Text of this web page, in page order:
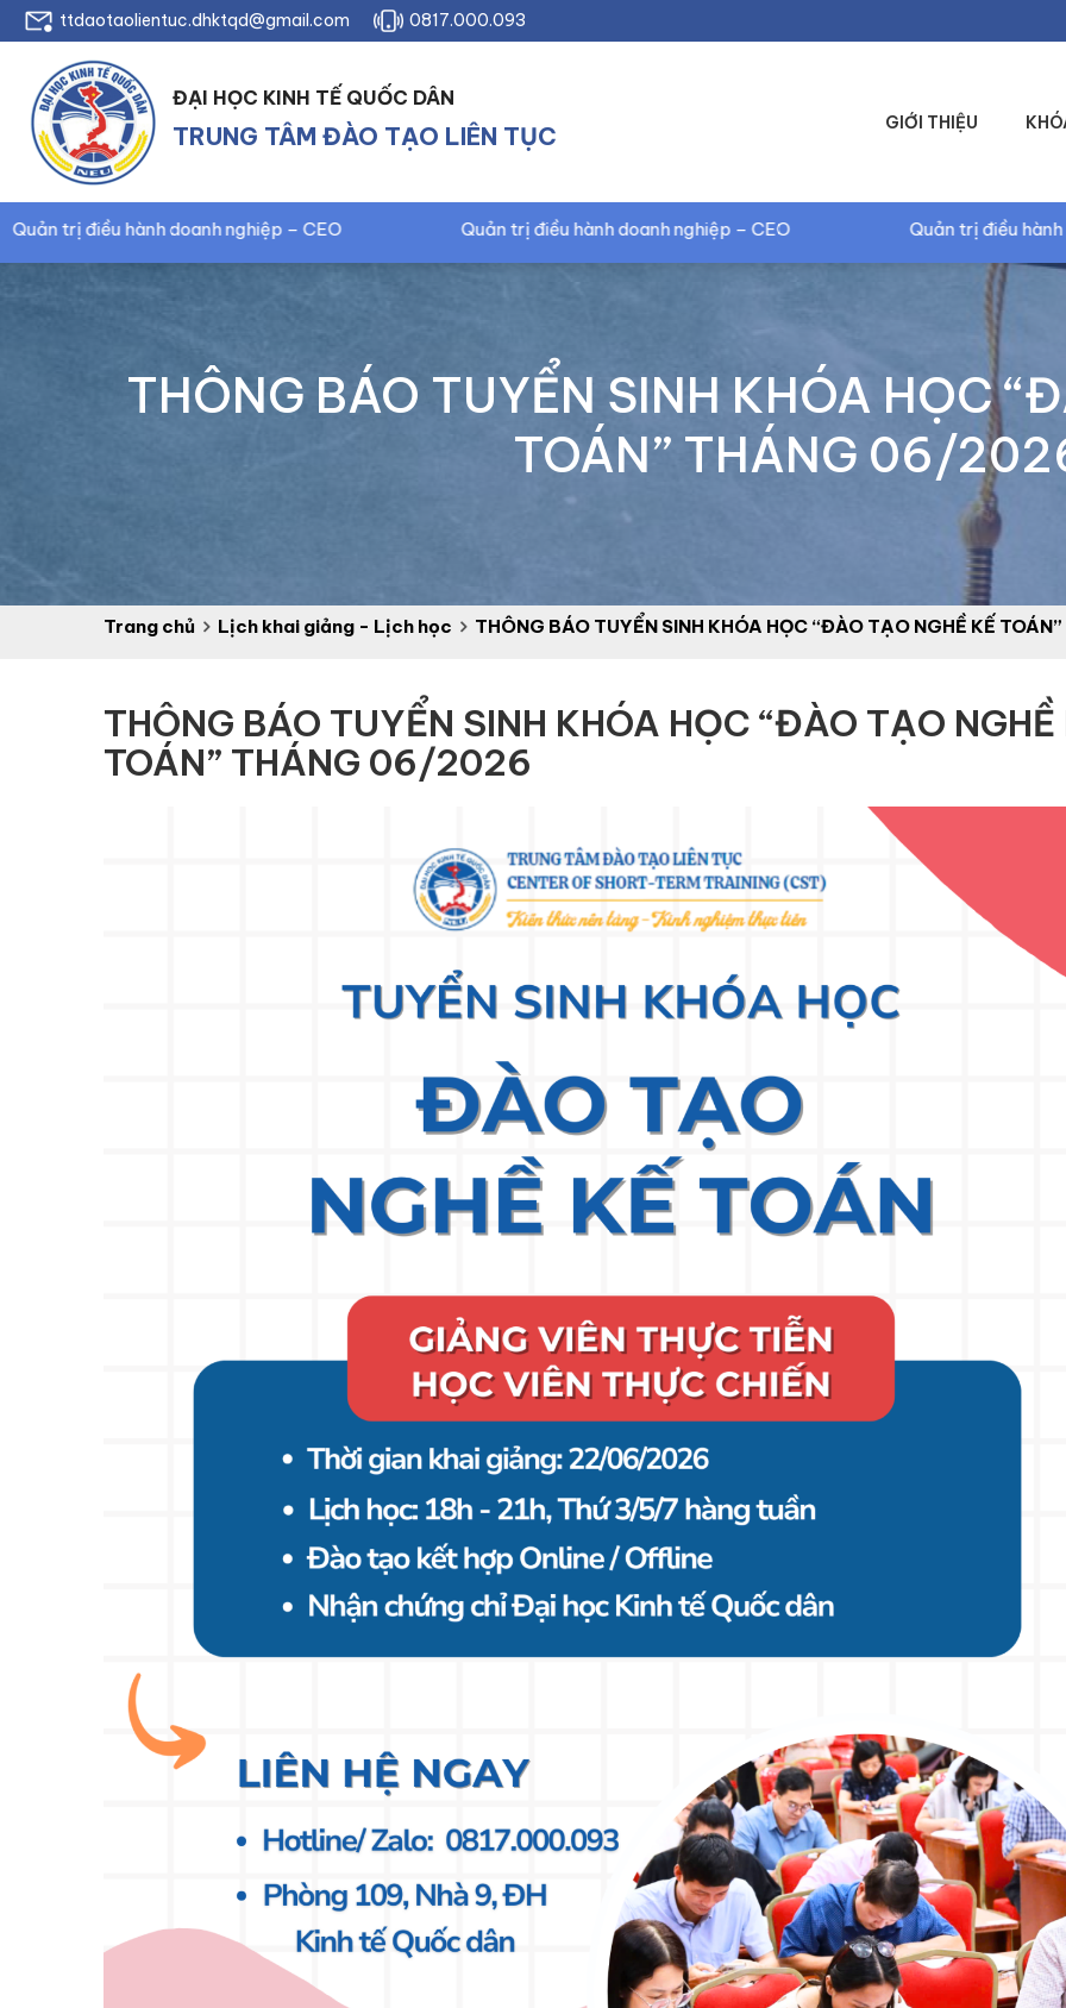
ttdaotaolientuc.dhktqd@gmail.com 0817.000.093
ĐẠI HỌC KINH TẾ QUỐC DÂN
TRUNG TÂM ĐÀO TẠO LIÊN TỤC GIỚI THIỆU
nghiệp – CEO Quản trị điều hành doanh nghiệp – CEO Quản trị điều hành doanh nghiệp – CEO
THÔNG BÁO TUYỂN SINH KHÓA HỌC
TOÁN” THÁNG 06/
Trang chủ Lịch khai giảng - Lịch học THÔNG BÁO TUYỂN SINH KHÓA HỌC “ĐÀO TẠO NGHỀ KẾ
THÔNG BÁO TUYỂN SINH KHÓA HỌC “ĐÀO TẠO NGHỀ
TOÁN” THÁNG 06/2026